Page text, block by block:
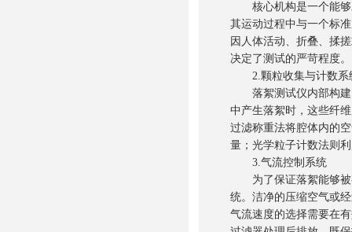
核心机构是一个能够
其运动过程中与一个标
因人体活动、折叠、揉
决定了测试的严苛程度。
2.颗粒收集与计数系
落絮测试仪内部构建
中产生落絮时，这些纤
过滤称重法将腔体内的
量；光学粒子计数法则
3.气流控制系统
为了保证落絮能够被
统。洁净的压缩空气或
气流速度的选择需要在